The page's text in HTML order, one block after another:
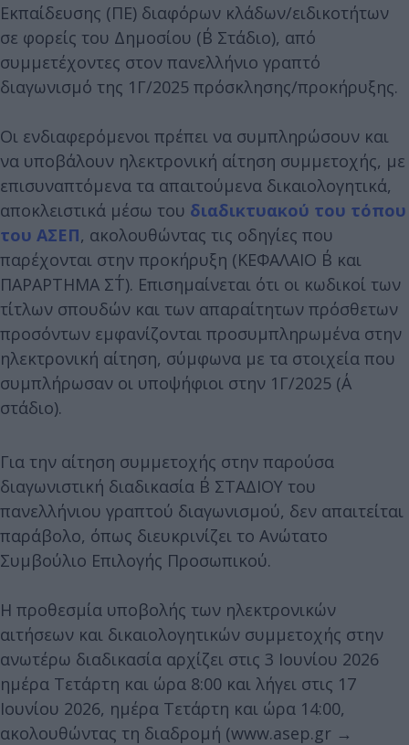
Εκπαίδευσης (ΠΕ) διαφόρων κλάδων/ειδικοτήτων
σε φορείς του Δημοσίου (Β΄ Στάδιο), από
συμμετέχοντες στον πανελλήνιο γραπτό
διαγωνισμό της 1Γ/2025 πρόσκλησης/προκήρυξης.
Οι ενδιαφερόμενοι πρέπει να συμπληρώσουν και
να υποβάλουν ηλεκτρονική αίτηση συμμετοχής, με
επισυναπτόμενα τα απαιτούμενα δικαιολογητικά,
αποκλειστικά μέσω του διαδικτυακού του τόπου
του ΑΣΕΠ, ακολουθώντας τις οδηγίες που
παρέχονται στην προκήρυξη (ΚΕΦΑΛΑΙΟ Β΄ και
ΠΑΡΑΡΤΗΜΑ ΣΤ΄). Επισημαίνεται ότι οι κωδικοί των
τίτλων σπουδών και των απαραίτητων πρόσθετων
προσόντων εμφανίζονται προσυμπληρωμένα στην
ηλεκτρονική αίτηση, σύμφωνα με τα στοιχεία που
συμπλήρωσαν οι υποψήφιοι στην 1Γ/2025 (Α΄
στάδιο).
Για την αίτηση συμμετοχής στην παρούσα
διαγωνιστική διαδικασία Β΄ ΣΤΑΔΙΟΥ του
πανελλήνιου γραπτού διαγωνισμού, δεν απαιτείται
παράβολο, όπως διευκρινίζει το Ανώτατο
Συμβούλιο Επιλογής Προσωπικού.
Η προθεσμία υποβολής των ηλεκτρονικών
αιτήσεων και δικαιολογητικών συμμετοχής στην
ανωτέρω διαδικασία αρχίζει στις 3 Ιουνίου 2026
ημέρα Τετάρτη και ώρα 8:00 και λήγει στις 17
Ιουνίου 2026, ημέρα Τετάρτη και ώρα 14:00,
ακολουθώντας τη διαδρομή (www.asep.gr →